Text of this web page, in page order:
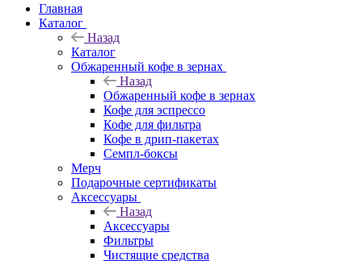
Главная
Каталог
Назад
Каталог
Обжаренный кофе в зернах
Назад
Обжаренный кофе в зернах
Кофе для эспрессо
Кофе для фильтра
Кофе в дрип-пакетах
Семпл-боксы
Мерч
Подарочные сертификаты
Аксессуары
Назад
Аксессуары
Фильтры
Чистящие средства